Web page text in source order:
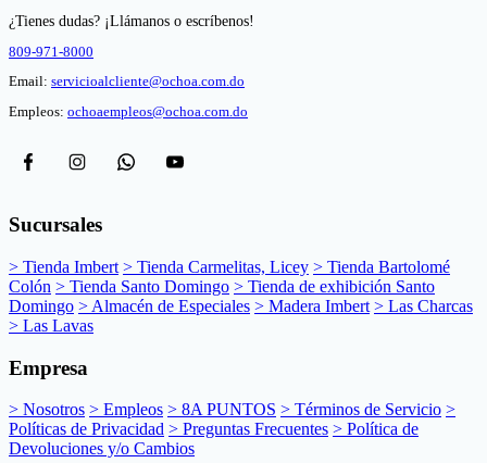
¿Tienes dudas? ¡Llámanos o escríbenos!
809-971-8000
Email: servicioalcliente@ochoa.com.do
Empleos: ochoaempleos@ochoa.com.do
Sucursales
> Tienda Imbert > Tienda Carmelitas, Licey > Tienda Bartolomé
Colón > Tienda Santo Domingo > Tienda de exhibición Santo
Domingo > Almacén de Especiales > Madera Imbert > Las Charcas
> Las Lavas
Empresa
> Nosotros > Empleos > 8A PUNTOS > Términos de Servicio >
Políticas de Privacidad > Preguntas Frecuentes > Política de
Devoluciones y/o Cambios